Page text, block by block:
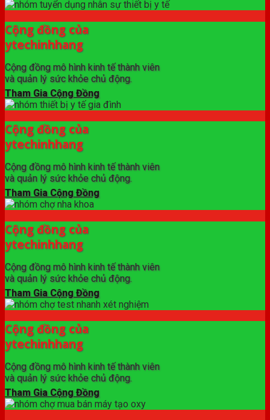
Cộng đồng của
ytechinhhang
Cộng đồng mô hình kinh tế thành viên
và quản lý sức khỏe chủ động.
Tham Gia Cộng Đồng
Cộng đồng của
ytechinhhang
Cộng đồng mô hình kinh tế thành viên
và quản lý sức khỏe chủ động.
Tham Gia Cộng Đồng
Cộng đồng của
ytechinhhang
Cộng đồng mô hình kinh tế thành viên
và quản lý sức khỏe chủ động.
Tham Gia Cộng Đồng
Cộng đồng của
ytechinhhang
Cộng đồng mô hình kinh tế thành viên
và quản lý sức khỏe chủ động.
Tham Gia Cộng Đồng